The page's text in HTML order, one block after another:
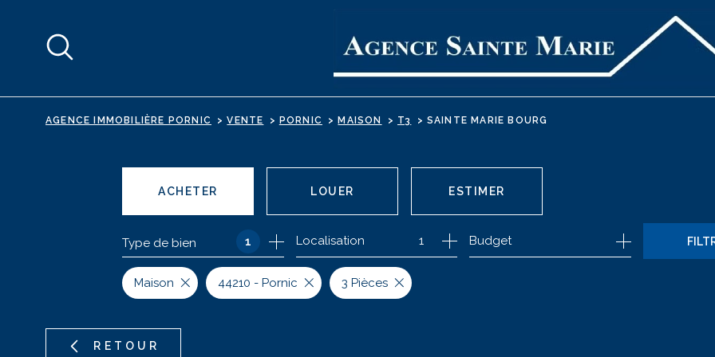
contenu
AGENCE IMMOBILIÈRE PORNIC VENTE PORNIC MAISON T3 SAINTE MARIE BOURG
ACHETER
DE L'ANCIEN
DE L'IMMO PRO
LOUER
EN SAISONNIER
ESTIMER
Type de bien 1 1
Localisation Budget
Maison 44210 - Pornic 3 Pièces
RETOUR